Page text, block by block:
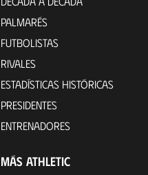
PALMARÉS
FUTBOLISTAS
RIVALES
ESTADÍSTICAS HISTÓRICAS
PRESIDENTES
ENTRENADORES
MÁS ATHLETIC